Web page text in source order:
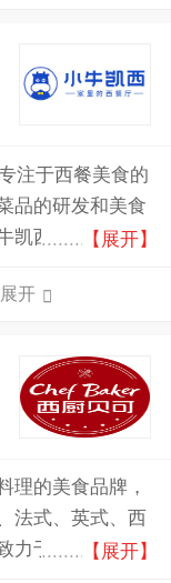
文化精髓，制造
注于西餐美食的
品的研发和美食
凯西牛排自助餐
【展开】
开
理的美食品牌，
法式、英式、西
力于消费者提供
【展开】